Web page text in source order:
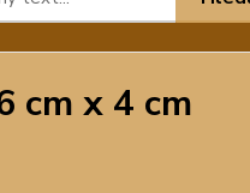
cm x 4 cm